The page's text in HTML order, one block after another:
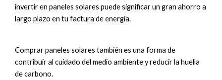
invertir en paneles solares puede significar un gran ahorro a
largo plazo en tu factura de energía.
Comprar paneles solares también es una forma de
contribuir al cuidado del medio ambiente y reducir la huella
de carbono.